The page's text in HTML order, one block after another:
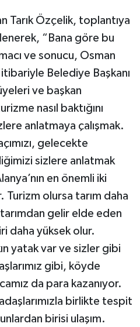
Tarık Özçelik, toplantıya
“Bana göre bu
ve sonucu, Osman
itibariyle Belediye Başkanı
ve başkan
nasıl baktığını
anlatmaya çalışmak.
gelecekte
sizlere anlatmak
en önemli iki
Turizm olursa tarım daha
gelir elde eden
daha yüksek olur.
yatak var ve sizler gibi
gibi, köyde
da para kazanıyor.
birlikte tespit
birisi ulaşım.